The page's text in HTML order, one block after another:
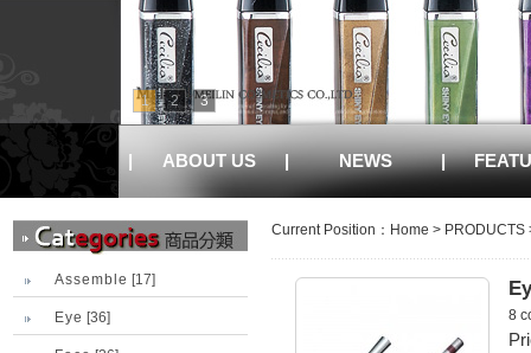
1 2 3
| ABOUT US | NEWS |
Assemble [17]
Eye [36]
Current Position： Home > PRODUCTS
8